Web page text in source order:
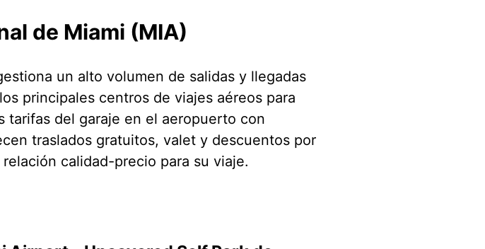
de Miami (MIA)
un alto volumen de salidas y llegadas
principales centros de viajes aéreos para
tarifas del garaje en el aeropuerto con
traslados gratuitos, valet y descuentos por
calidad-precio para su viaje.